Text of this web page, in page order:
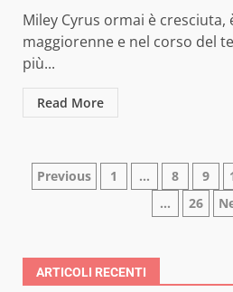
Miley Cyrus ormai è cresciuta,
maggiorenne e nel corso del
più...
Read More
Paginazione
articoli
Previous 1 … 8 9
…
26
ARTICOLI RECENTI